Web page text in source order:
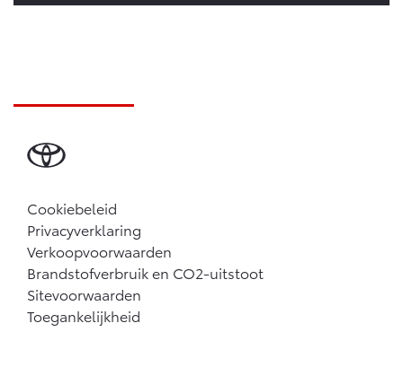
Cookiebeleid
Privacyverklaring
Verkoopvoorwaarden
Brandstofverbruik en CO2-uitstoot
Sitevoorwaarden
Toegankelijkheid